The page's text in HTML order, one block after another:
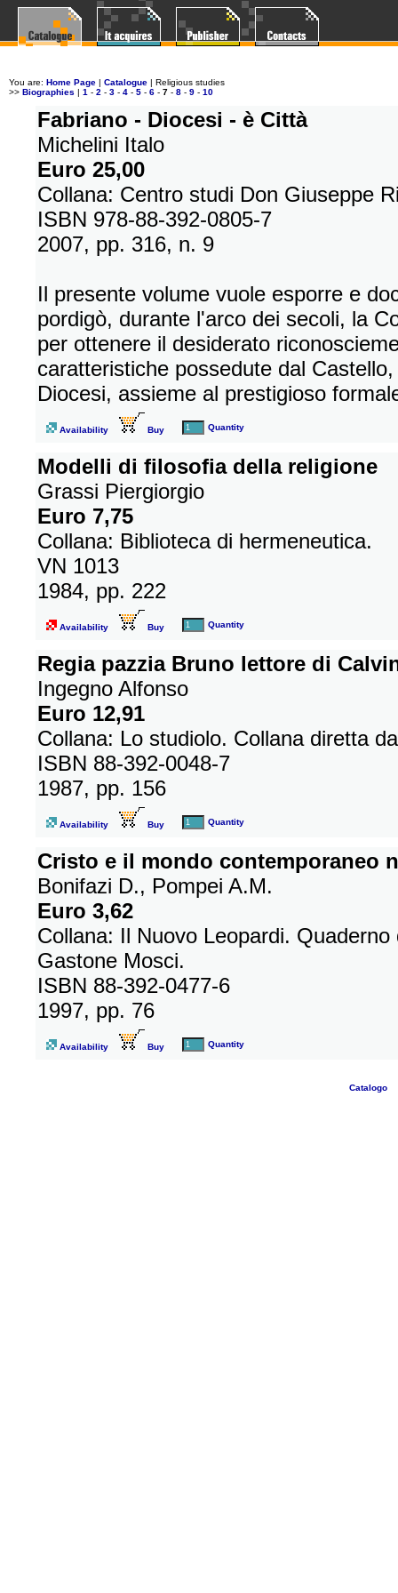
You are: Home Page | Catalogue | Religious studies
>> Biographies | 1 - 2 - 3 - 4 - 5 - 6 - 7 - 8 - 9 - 10
Fabriano - Diocesi - è Città
Michelini Italo
Euro 25,00
Collana: Centro studi Don Giuseppe
ISBN 978-88-392-0805-7
2007, pp. 316, n. 9
Il presente volume vuole esporre e
pordigò, durante l'arco dei secoli, la
per ottenere il desiderato
caratteristiche possedute dal
Diocesi, assieme al prestigioso
Availability Buy Quantity
Modelli di filosofia della religione
Grassi Piergiorgio
Euro 7,75
Collana: Biblioteca di hermeneutica.
VN 1013
1984, pp. 222
Availability Buy Quantity
Regia pazzia Bruno lettore di
Ingegno Alfonso
Euro 12,91
Collana: Lo studiolo. Collana diretta
ISBN 88-392-0048-7
1987, pp. 156
Availability Buy Quantity
Cristo e il mondo contemporaneo
Bonifazi D., Pompei A.M.
Euro 3,62
Collana: Il Nuovo Leopardi.
Gastone Mosci.
ISBN 88-392-0477-6
1997, pp. 76
Availability Buy Quantity
Catalogo